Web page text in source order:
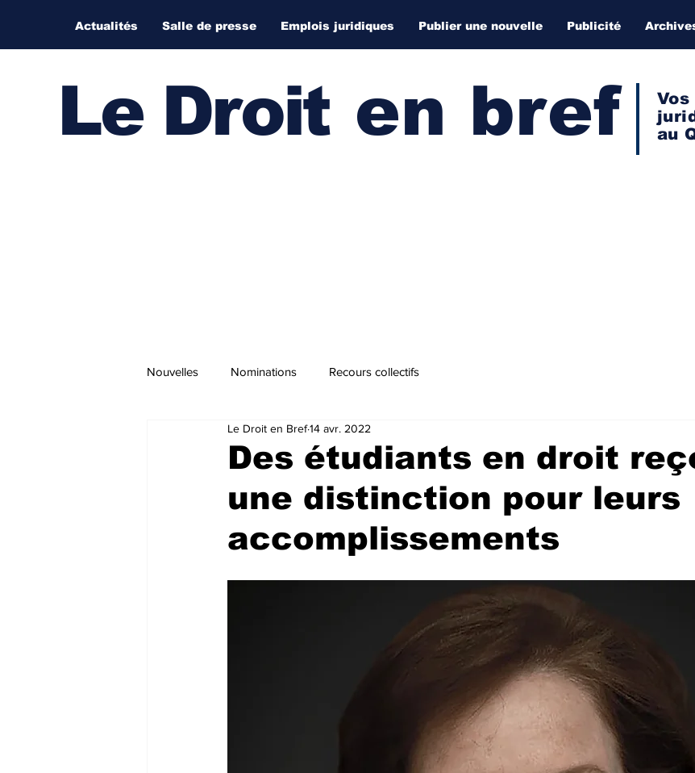
Actualités Salle de presse Emplois juridiques Publier une nouvelle Publicité
Le Droit en bref
au
Nouvelles Nominations Recours collectifs
Des étudiants en droit
une distinction pour leurs
accomplissements
Le Droit en Bref14 avr. 2022